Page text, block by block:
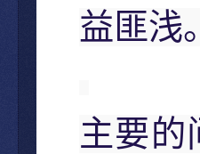
益匪浅。
主要的